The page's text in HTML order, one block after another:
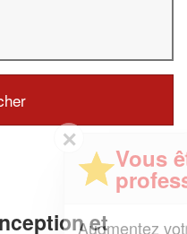
et
?
chiffre d'affaireset